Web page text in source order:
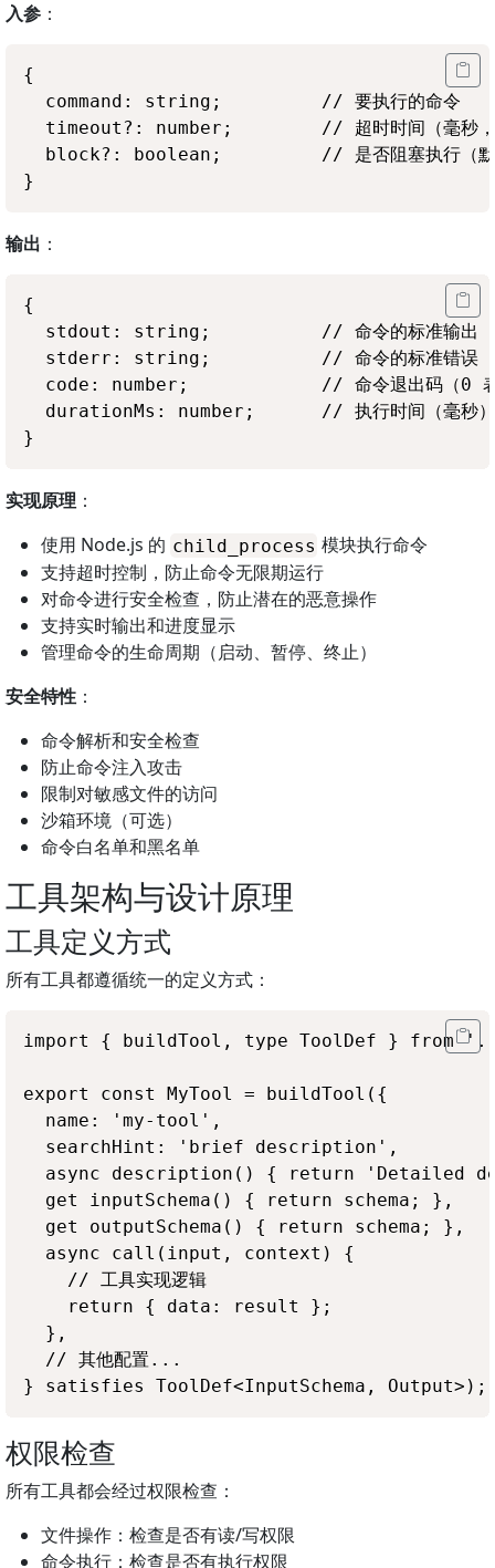
入参 ：
{
  command: string;         // 要执行的命令
timeout?: number;        // 超时时间（毫秒
block?: boolean;         // 是否阻塞执行（
输出 ：
{
  stdout: string;          // 命令的标准输出
  stderr: string;          // 命令的标准错误
code: number;            // 命令退出码（0
  durationMs: number;      // 执行时间（毫秒）
实现原理：
使用 Node.js 的 child_process 模块执行命令
支持超时控制，防止命令无限期运行
对命令进行安全检查，防止潜在的恶意操作
支持实时输出和进度显示
管理命令的生命周期（启动、暂停、终止）
安全特性：
命令解析和安全检查
防止命令注入攻击
限制对敏感文件的访问
沙箱环境（可选）
命令白名单和黑名单
工具架构与设计原理
工具定义方式
所有工具都遵循统一的定义方式：
import { buildTool, type ToolDef }
export const MyTool = buildTool({
  name: 'my-tool',
  searchHint: 'brief description',
async description() { return 'Detailed
  get inputSchema() { return schema; },
  get outputSchema() { return schema; },
  async call(input, context) {
    // 工具实现逻辑
    return { data: result };
  },
  // 其他配置...
权限检查
所有工具都会经过权限检查：
文件操作：检查是否有读/写权限
命令执行：检查是否有执行权限